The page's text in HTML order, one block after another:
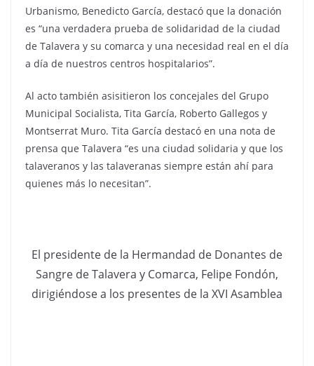
Urbanismo, Benedicto García, destacó que la donación
es “una verdadera prueba de solidaridad de la ciudad
de Talavera y su comarca y una necesidad real en el día
a día de nuestros centros hospitalarios”.
Al acto también asisitieron los concejales del Grupo
Municipal Socialista, Tita García, Roberto Gallegos y
Montserrat Muro. Tita García destacó en una nota de
prensa que Talavera “es una ciudad solidaria y que los
talaveranos y las talaveranas siempre están ahí para
quienes más lo necesitan”.
El presidente de la Hermandad de Donantes de
Sangre de Talavera y Comarca, Felipe Fondón,
dirigiéndose a los presentes de la XVI Asamblea